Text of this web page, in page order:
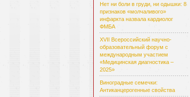
Нет ни боли в груди, ни одышки: 8
признаков «молчаливого»
инфаркта назвала кардиолог
ФМБА
XVII Всероссийский научно-
образовательный форум с
международным участием
«Медицинская диагностика –
2025»
Виноградные семечки:
Антиканцерогенные свойства